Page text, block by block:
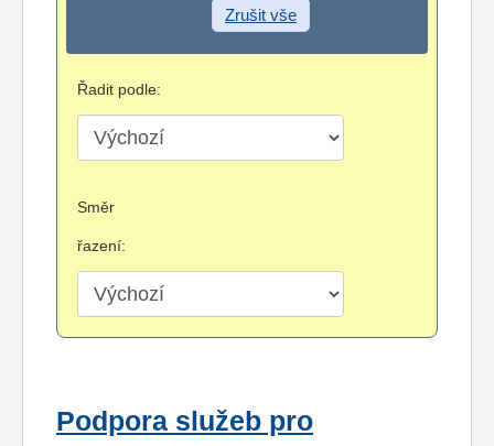
Zrušit vše
Řadit podle:
Směr
řazení:
Podpora služeb pro